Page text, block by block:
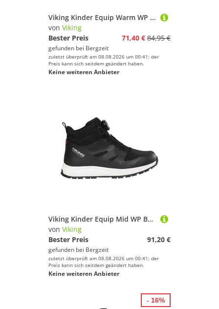
Viking Kinder Equip Warm WP Sl Schuhe
von Viking
Bester Preis
71,40 € 84,95 €
gefunden bei Bergzeit
zuletzt überprüft am 08.08.2026 um 00:41; der
Preis kann sich seitdem geändert haben.
Keine weiteren Anbieter
Viking Kinder Equip Mid WP Boa Schuhe
von Viking
Bester Preis
91,20 €
gefunden bei Bergzeit
zuletzt überprüft am 08.08.2026 um 00:41; der
Preis kann sich seitdem geändert haben.
Keine weiteren Anbieter
- 16%